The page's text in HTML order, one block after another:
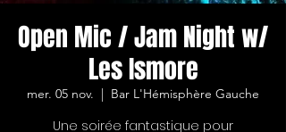
Open Mic / Jam Night w/
Les Ismore
mer. 05 nov. Bar L'Hémisphère Gauche
Une soirée fantastique pour